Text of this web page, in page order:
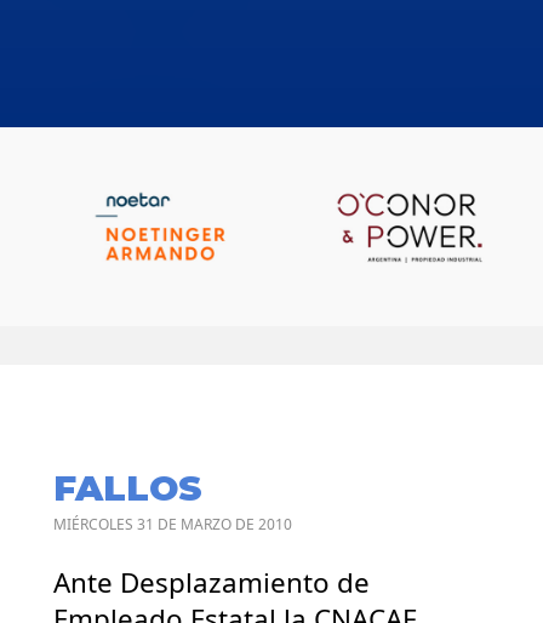
FALLOS
MIÉRCOLES 31 DE MARZO DE 2010
Ante Desplazamiento de